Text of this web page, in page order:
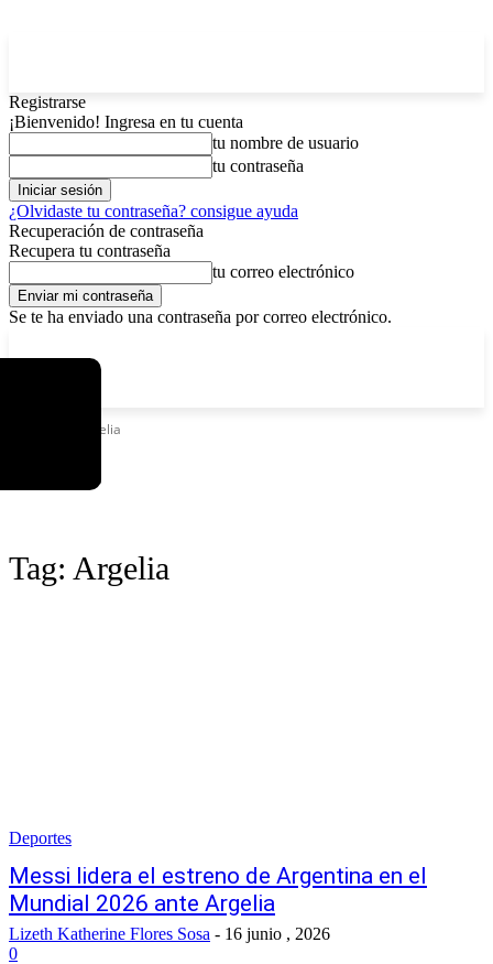
Registrarse
¡Bienvenido! Ingresa en tu cuenta
tu nombre de usuario
tu contraseña
¿Olvidaste tu contraseña? consigue ayuda
Recuperación de contraseña
Recupera tu contraseña
tu correo electrónico
Se te ha enviado una contraseña por correo electrónico.
Argelia
Tag: Argelia
Deportes
Messi lidera el estreno de Argentina en el
Mundial 2026 ante Argelia
Lizeth Katherine Flores Sosa - 16 junio , 2026
0